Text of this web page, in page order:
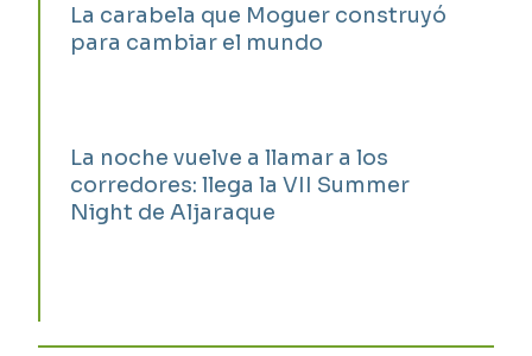
La carabela que Moguer construyó
para cambiar el mundo
La noche vuelve a llamar a los
corredores: llega la VII Summer
Night de Aljaraque